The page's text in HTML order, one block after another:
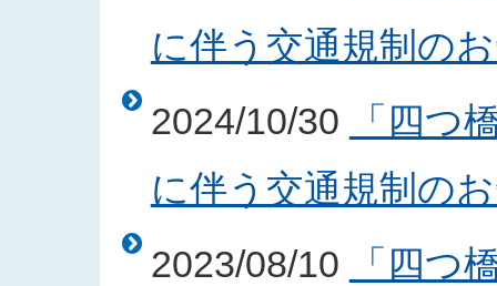
に伴う交通規制の
2024/10/30
「四つ
に伴う交通規制の
2023/08/10
「四つ